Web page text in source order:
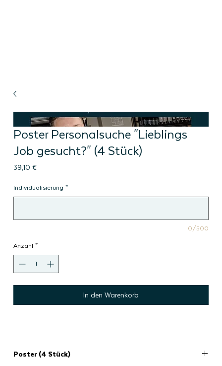
Poster Personalsuche "Lieblings
Job gesucht?" (4 Stück)
39,10 €Preis
Individualisierung *
0/500
Anzahl *
In den Warenkorb
Poster (4 Stück)